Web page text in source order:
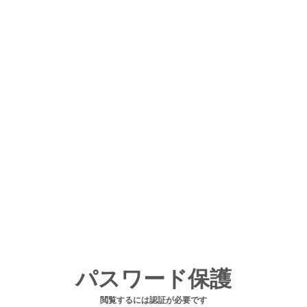
パスワード保護
閲覧するには認証が必要です